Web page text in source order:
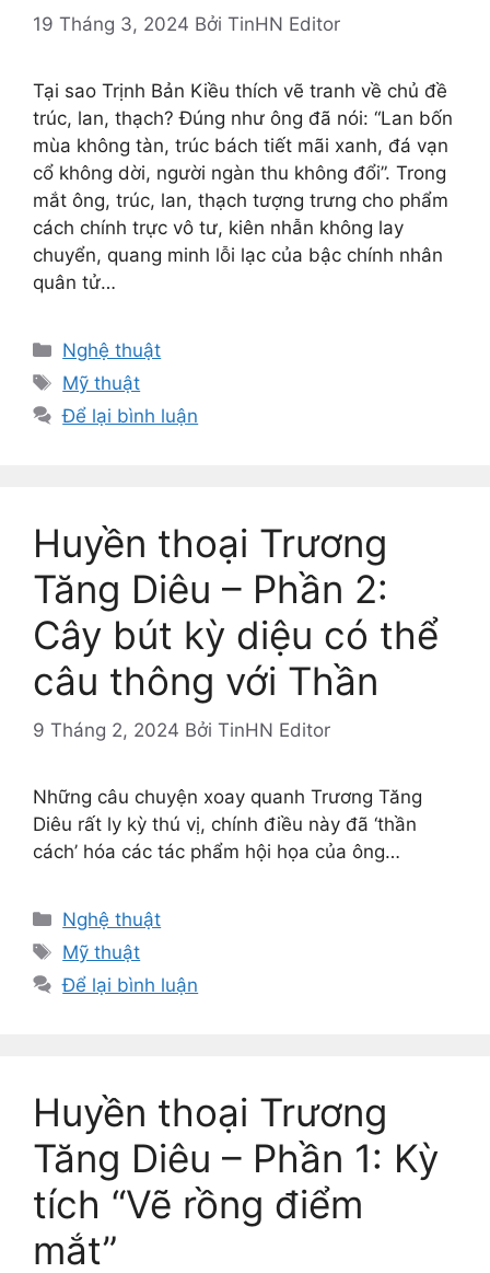
19 Tháng 3, 2024 Bởi TinHN Editor
Tại sao Trịnh Bản Kiều thích vẽ tranh về chủ đề
trúc, lan, thạch? Đúng như ông đã nói: “Lan bốn
mùa không tàn, trúc bách tiết mãi xanh, đá vạn
cổ không dời, người ngàn thu không đổi”. Trong
mắt ông, trúc, lan, thạch tượng trưng cho phẩm
cách chính trực vô tư, kiên nhẫn không lay
chuyển, quang minh lỗi lạc của bậc chính nhân
quân tử…
Danh
mục
Nghệ thuật
Thẻ
Mỹ thuật
Để lại bình luận
Huyền thoại Trương
Tăng Diêu – Phần 2:
Cây bút kỳ diệu có thể
câu thông với Thần
9 Tháng 2, 2024 Bởi TinHN Editor
Những câu chuyện xoay quanh Trương Tăng
Diêu rất ly kỳ thú vị, chính điều này đã ‘thần
cách’ hóa các tác phẩm hội họa của ông…
Danh
mục
Nghệ thuật
Thẻ
Mỹ thuật
Để lại bình luận
Huyền thoại Trương
Tăng Diêu – Phần 1: Kỳ
tích “Vẽ rồng điểm
mắt”